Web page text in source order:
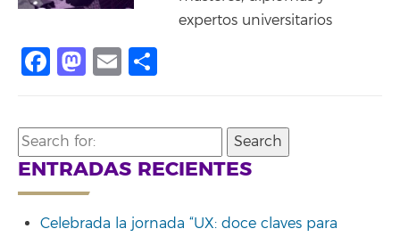
expertos universitarios
Facebook
Mastodon
Email
Search
for:
ENTRADAS RECIENTES
Celebrada la jornada “UX: doce claves para